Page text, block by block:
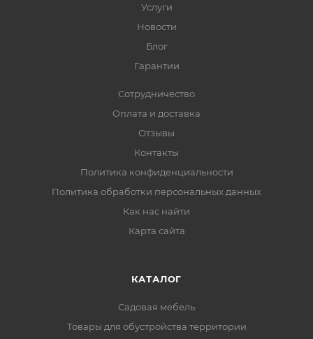
Услуги
Новости
Блог
Гарантии
Сотрудничество
Оплата и доставка
Отзывы
Контакты
Политика конфиденциальности
Политика обработки персональных данных
Как нас найти
Карта сайта
КАТАЛОГ
Садовая мебель
Товары для обустройства территории